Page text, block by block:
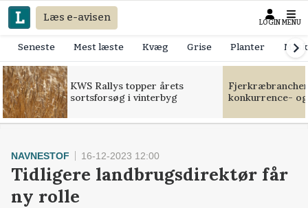
Læs e-avisen LOGIN MENU
Seneste Mest læste Kvæg Grise Planter
KWS Rallys topper årets
sortsforsøg i vinterbyg
konkurrence-
NAVNESTOF 16-12-2023 12:00
Tidligere landbrugsdirektør får
ny rolle